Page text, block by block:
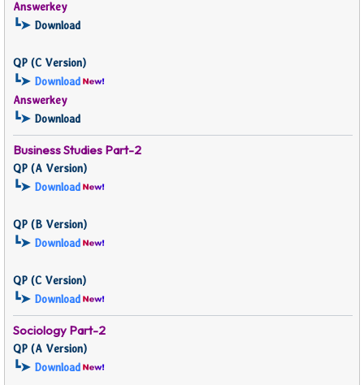
Answerkey
┗➤ Download
QP (C Version)
┗➤ Download
Answerkey
┗➤ Download
Business Studies Part-2
QP (A Version)
┗➤ Download
QP (B Version)
┗➤ Download
QP (C Version)
┗➤ Download
Sociology Part-2
QP (A Version)
┗➤ Download